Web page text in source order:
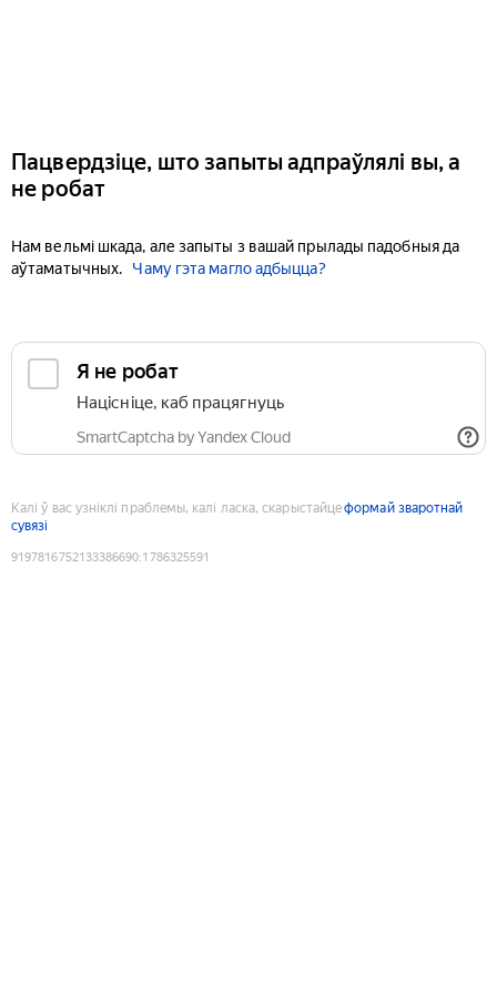
Пацвердзіце, што запыты адпраўлялі вы, а
не робат
Нам вельмі шкада, але запыты з вашай прылады падобныя да
аўтаматычных.
Чаму гэта магло адбыцца?
Я не робат
Націсніце, каб працягнуць
SmartCaptcha by Yandex Cloud
Калі ў вас узніклі праблемы, калі ласка, скарыстайцеформай зваротнай
сувязі
9197816752133386690:1786325591